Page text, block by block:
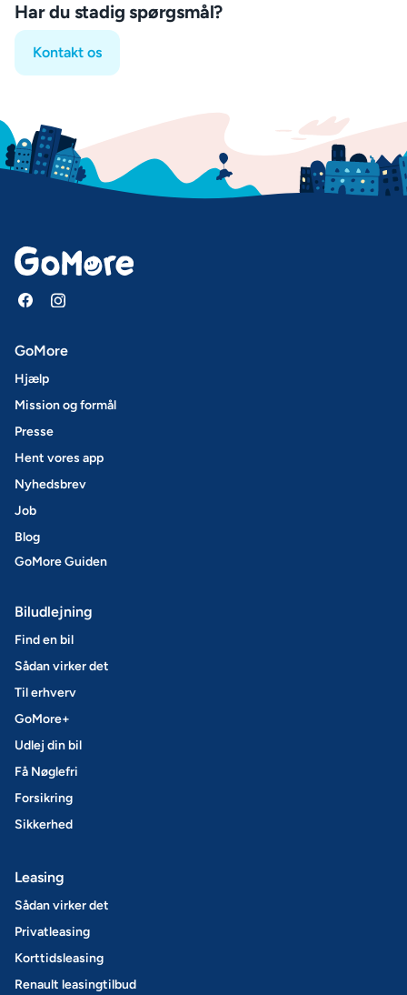
Har du stadig spørgsmål?
Kontakt os
GoMore
Hjælp
Mission og formål
Presse
Hent vores app
Nyhedsbrev
Job
Blog
GoMore Guiden
Biludlejning
Find en bil
Sådan virker det
Til erhverv
GoMore+
Udlej din bil
Få Nøglefri
Forsikring
Sikkerhed
Leasing
Sådan virker det
Privatleasing
Korttidsleasing
Renault leasingtilbud